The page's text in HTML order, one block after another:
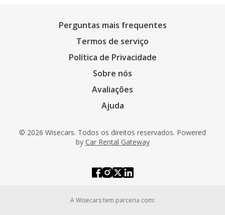
Perguntas mais frequentes
Termos de serviço
Política de Privacidade
Sobre nós
Avaliações
Ajuda
© 2026 Wisecars. Todos os direitos reservados. Powered
by Car Rental Gateway
A Wisecars tem parceria com: